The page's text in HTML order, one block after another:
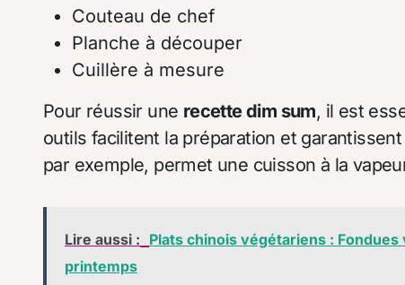
Couteau de chef
Planche à découper
Cuillère à mesure
Pour réussir une recette dim sum, il est
outils facilitent la préparation et
par exemple, permet une cuisson à la
Lire aussi : Plats chinois végétariens :
printemps